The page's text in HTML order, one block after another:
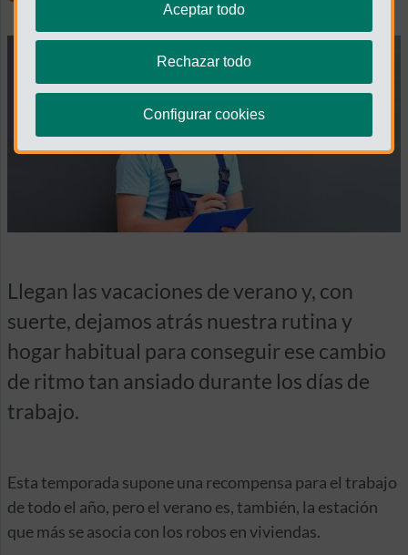
Llegan las vacaciones de verano y, con
suerte, dejamos atrás nuestra rutina y
hogar habitual para conseguir ese cambio
de ritmo tan ansiado durante los días de
trabajo.
Esta temporada supone una recompensa para el trabajo
de todo el año, pero el verano es, también, la estación
que más se asocia con los robos en viviendas.
Te recordamos que puedes modificar tus ajustes de
cookies en cualquier momento en la sección
Aceptar todo
Rechazar todo
Configurar cookies